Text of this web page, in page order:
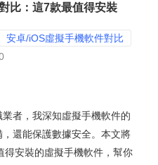
比：這7款最值得安裝
安卓/iOS虛擬手機軟件對比
者，我深知虛擬手機軟件的
還能保護數據安全。本文將
得安裝的虛擬手機軟件，幫你